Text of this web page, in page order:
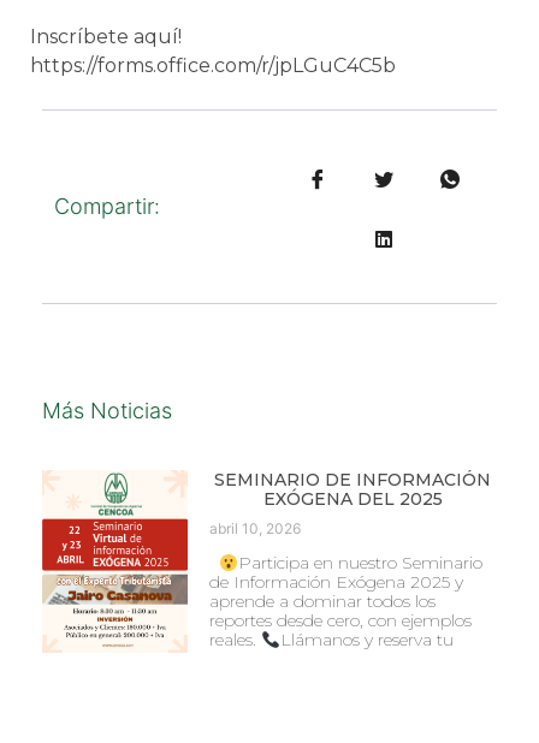
Inscríbete aquí!
https://forms.office.com/r/jpLGuC4C5b
Compartir:
Más Noticias
SEMINARIO DE INFORMACIÓN
EXÓGENA DEL 2025
abril 10, 2026
Participa en nuestro Seminario
de Información Exógena 2025 y
aprende a dominar todos los
reportes desde cero, con ejemplos
reales.
Llámanos y reserva tu